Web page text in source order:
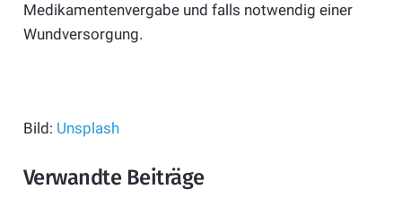
Medikamentenvergabe und falls notwendig einer
Wundversorgung.
Bild: Unsplash
Verwandte Beiträge